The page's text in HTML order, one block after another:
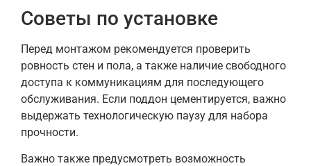
Советы по установке
Перед монтажом рекомендуется проверить
ровность стен и пола, а также наличие свободного
доступа к коммуникациям для последующего
обслуживания. Если поддон цементируется, важно
выдержать технологическую паузу для набора
прочности.
Важно также предусмотреть возможность